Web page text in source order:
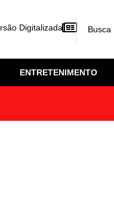
Digitalizada
ENTRETENIMENTO